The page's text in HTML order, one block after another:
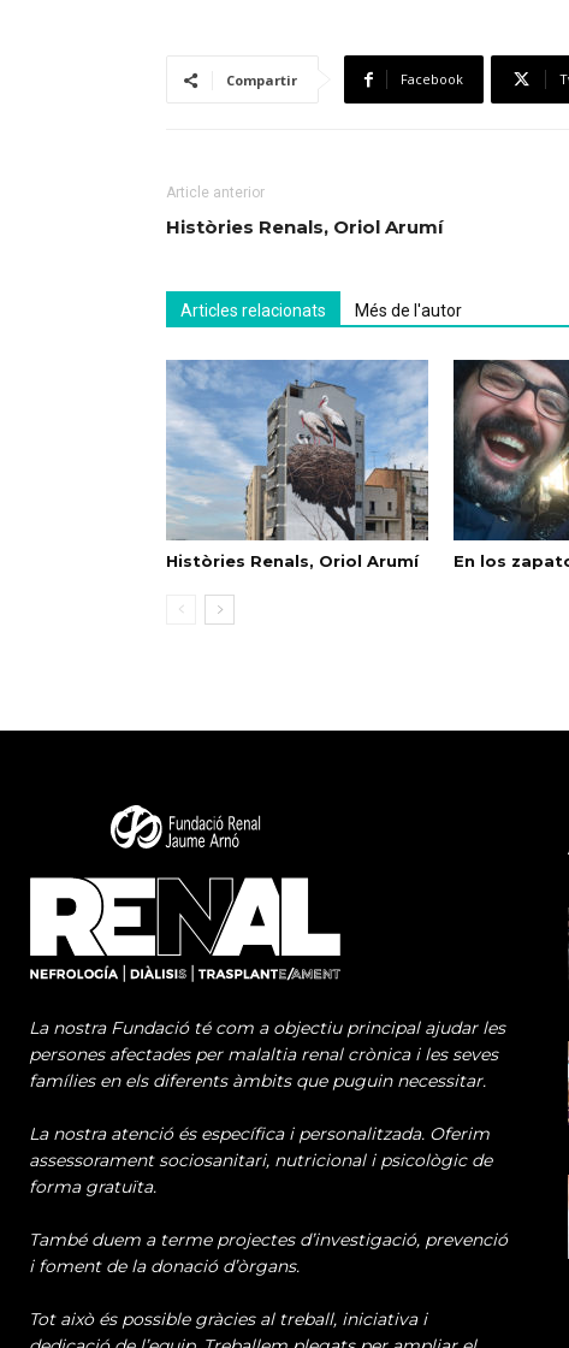
Compartir Facebook
Article anterior
Històries Renals, Oriol Arumí
Articles relacionats Més de l'autor
Històries Renals, Oriol Arumí En los
La nostra Fundació té com a objectiu principal ajudar les
persones afectades per malaltia renal crònica i les seves
famílies en els diferents àmbits que puguin necessitar.
La nostra atenció és específica i personalitzada. Oferim
assessorament sociosanitari, nutricional i psicològic de
forma gratuïta.
També duem a terme projectes d’investigació, prevenció
i foment de la donació d’òrgans.
Tot això és possible gràcies al treball, iniciativa i